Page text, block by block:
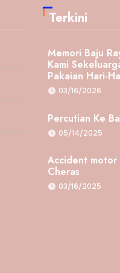
Terkini
Memori Baju
Kami
Pakaian Hari-
03/16/2026
Percutian Ke
05/14/2025
Accident
Cheras
03/16/2025